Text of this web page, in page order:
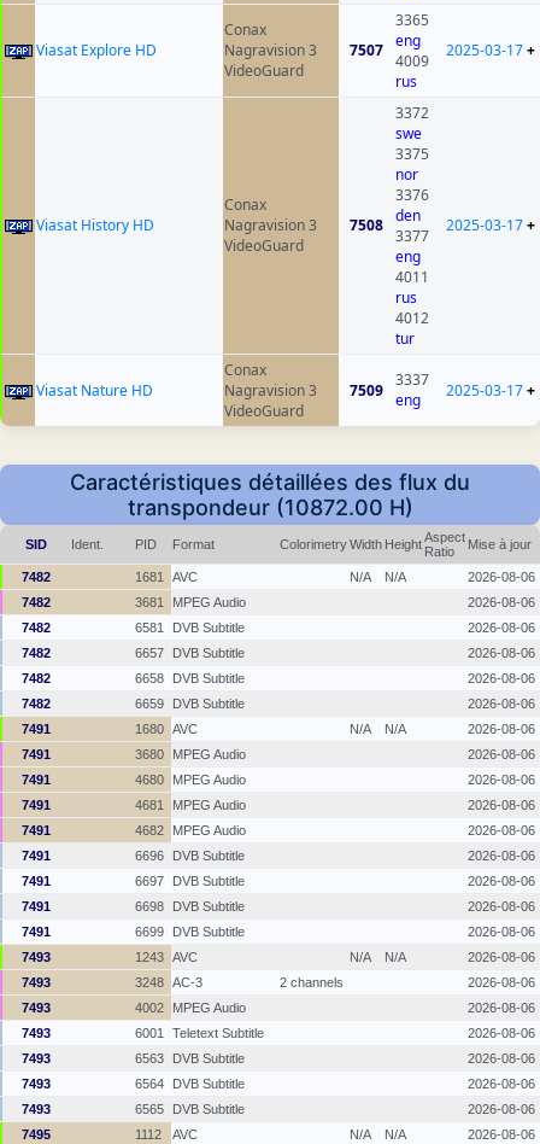
Viasat Explore HD
Conax
Nagravision 3
VideoGuard
7507
3365
eng
4009
rus
2025-03-17+
Viasat History HD
Conax
Nagravision 3
VideoGuard
7508
3372
swe
3375
nor
3376
den
3377
eng
4011
rus
4012
tur
2025-03-17+
Viasat Nature HD
Conax
Nagravision 3
VideoGuard
7509
3337
eng
2025-03-17+
Caractéristiques détaillées des flux du
transpondeur (10872.00 H)
SID Ident. PID Format ColorimetryWidth HeightAspect
Ratio
Mise à jour
7482 1681 AVC N/A N/A
2026-08-06
7482
3681 MPEG Audio
2026-08-06
7482
6581 DVB Subtitle
2026-08-06
7482
6657 DVB Subtitle
2026-08-06
7482
6658 DVB Subtitle
2026-08-06
7482
6659 DVB Subtitle
2026-08-06
7491
1680 AVC N/A N/A
2026-08-06
7491
3680 MPEG Audio
2026-08-06
7491
4680 MPEG Audio
2026-08-06
7491
4681 MPEG Audio
2026-08-06
7491
4682 MPEG Audio
2026-08-06
7491
6696 DVB Subtitle
2026-08-06
7491
6697 DVB Subtitle
2026-08-06
7491
6698 DVB Subtitle
2026-08-06
7491
6699 DVB Subtitle
2026-08-06
7493
1243 AVC N/A N/A
2026-08-06
7493
3248 AC-3 2 channels
2026-08-06
7493
4002 MPEG Audio
2026-08-06
7493
6001 Teletext Subtitle
2026-08-06
7493
6563 DVB Subtitle
2026-08-06
7493
6564 DVB Subtitle
2026-08-06
7493
6565 DVB Subtitle
2026-08-06
7495
1112 AVC N/A N/A 2026-08-06